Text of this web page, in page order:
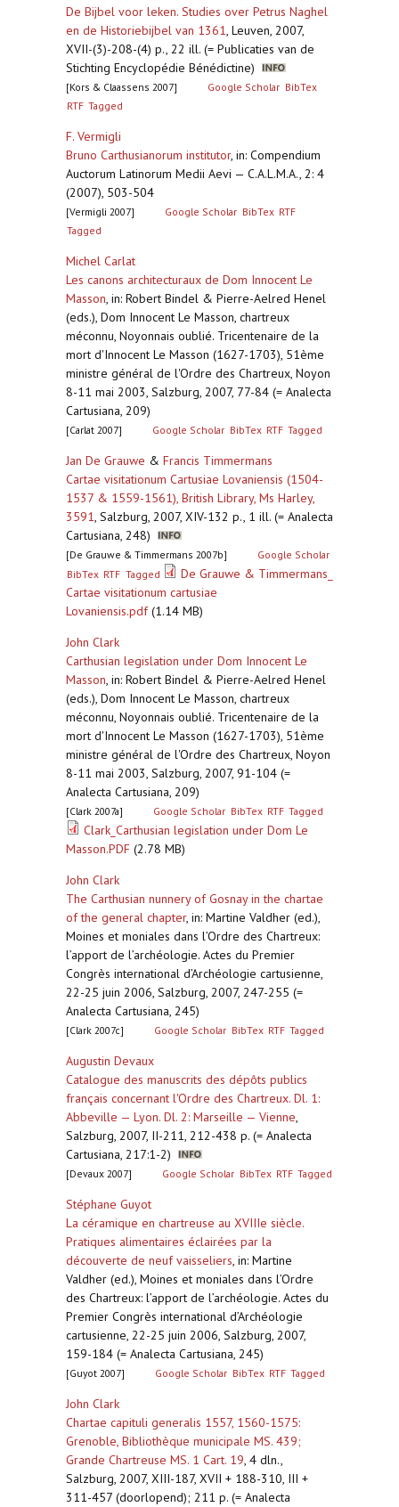
De Bijbel voor leken. Studies over Petrus Naghel
en de Historiebijbel van 1361, Leuven, 2007,
XVII-(3)-208-(4) p., 22 ill. (= Publicaties van de
Stichting Encyclopédie Bénédictine)
[Kors & Claassens 2007] Google Scholar BibTex
RTF Tagged
F. Vermigli
Bruno Carthusianorum institutor, in: Compendium
Auctorum Latinorum Medii Aevi — C.A.L.M.A., 2: 4
(2007), 503-504
[Vermigli 2007] Google Scholar BibTex RTF
Tagged
Michel Carlat
Les canons architecturaux de Dom Innocent Le
Masson, in: Robert Bindel & Pierre-Aelred Henel
(eds.), Dom Innocent Le Masson, chartreux
méconnu, Noyonnais oublié. Tricentenaire de la
mort d'Innocent Le Masson (1627-1703), 51ème
ministre général de l'Ordre des Chartreux, Noyon
8-11 mai 2003, Salzburg, 2007, 77-84 (= Analecta
Cartusiana, 209)
[Carlat 2007] Google Scholar BibTex RTF Tagged
Jan De Grauwe & Francis Timmermans
Cartae visitationum Cartusiae Lovaniensis (1504-
1537 & 1559-1561), British Library, Ms Harley,
3591, Salzburg, 2007, XIV-132 p., 1 ill. (= Analecta
Cartusiana, 248)
[De Grauwe & Timmermans 2007b]
Google Scholar
BibTex RTF Tagged
De Grauwe & Timmermans_
Cartae visitationum cartusiae
Lovaniensis.pdf(1.14 MB)
John Clark
Carthusian legislation under Dom Innocent Le
Masson, in: Robert Bindel & Pierre-Aelred Henel
(eds.), Dom Innocent Le Masson, chartreux
méconnu, Noyonnais oublié. Tricentenaire de la
mort d'Innocent Le Masson (1627-1703), 51ème
ministre général de l'Ordre des Chartreux, Noyon
8-11 mai 2003, Salzburg, 2007, 91-104 (=
Analecta Cartusiana, 209)
[Clark 2007a] Google Scholar BibTex RTF Tagged
Clark_Carthusian legislation under Dom Le
Masson.PDF (2.78 MB)
John Clark
The Carthusian nunnery of Gosnay in the chartae
of the general chapter, in: Martine Valdher (ed.),
Moines et moniales dans l’Ordre des Chartreux:
l’apport de l’archéologie. Actes du Premier
Congrès international d’Archéologie cartusienne,
22-25 juin 2006, Salzburg, 2007, 247-255 (=
Analecta Cartusiana, 245)
[Clark 2007c] Google Scholar BibTex RTF Tagged
Augustin Devaux
Catalogue des manuscrits des dépôts publics
français concernant l'Ordre des Chartreux. Dl. 1:
Abbeville — Lyon. Dl. 2: Marseille — Vienne,
Salzburg, 2007, II-211, 212-438 p. (= Analecta
Cartusiana, 217:1-2)
[Devaux 2007] Google Scholar BibTex RTF Tagged
Stéphane Guyot
La céramique en chartreuse au XVIIIe siècle.
Pratiques alimentaires éclairées par la
découverte de neuf vaisseliers, in: Martine
Valdher (ed.), Moines et moniales dans l’Ordre
des Chartreux: l’apport de l’archéologie. Actes du
Premier Congrès international d’Archéologie
cartusienne, 22-25 juin 2006, Salzburg, 2007,
159-184 (= Analecta Cartusiana, 245)
[Guyot 2007] Google Scholar BibTex RTF Tagged
John Clark
Chartae capituli generalis 1557, 1560-1575:
Grenoble, Bibliothèque municipale MS. 439;
Grande Chartreuse MS. 1 Cart. 19, 4 dln.,
Salzburg, 2007, XIII-187, XVII + 188-310, III +
311-457 (doorlopend); 211 p. (= Analecta